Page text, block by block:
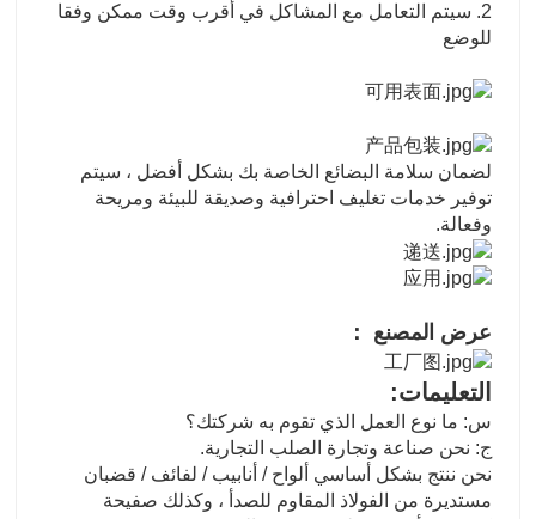
2. سيتم التعامل مع المشاكل في أقرب وقت ممكن وفقا
للوضع
لضمان سلامة البضائع الخاصة بك بشكل أفضل ، سيتم
توفير خدمات تغليف احترافية وصديقة للبيئة ومريحة
وفعالة.
عرض المصنع ：
التعليمات:
س: ما نوع العمل الذي تقوم به شركتك؟
ج: نحن صناعة وتجارة الصلب التجارية.
نحن ننتج بشكل أساسي ألواح / أنابيب / لفائف / قضبان
مستديرة من الفولاذ المقاوم للصدأ ، وكذلك صفيحة